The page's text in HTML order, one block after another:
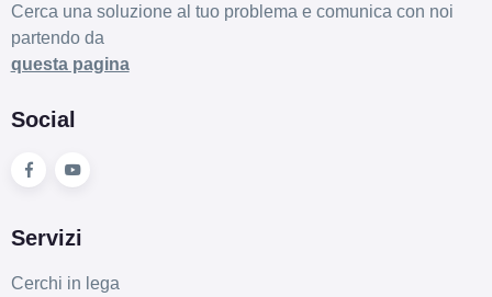
Cerca una soluzione al tuo problema e comunica con noi
partendo da
questa pagina
Social
Servizi
Cerchi in lega